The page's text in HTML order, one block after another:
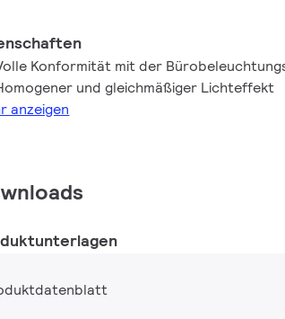
die notwendige Flexibilität durch
Deckenarten sowie an
wie etwa offene Büros
die Technologie sich schnell
idealen Beleuchtungslösung, dass sie
für Lichtsteuerungen wie Actilume
wie Interact Office verbunden
mit zusätzlicher Intelligenz
Konformität mit der
und gleichmäßiger Lichteffekt
anzeigen